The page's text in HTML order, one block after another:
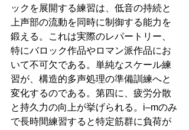
ックを展開する練習は、低音の持続と
上声部の流動を同時に制御する能力を
鍛える。これは実際のレパートリー、
特にバロック作品やロマン派作品にお
いて不可欠である。単純なスケール練
習が、構造的多声処理の準備訓練へと
変化するのである。第四に、疲労分散
と持久力の向上が挙げられる。i–mのみ
で長時間練習すると特定筋群に負荷が